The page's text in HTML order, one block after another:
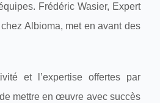
Frédéric Wasier, Expert
Albioma, met en avant des
et l’expertise offertes par
mettre en œuvre avec succès